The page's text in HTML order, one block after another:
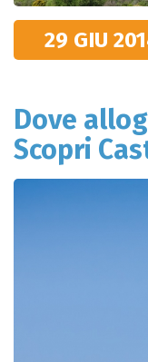
29 GIU
Dove
Scopri